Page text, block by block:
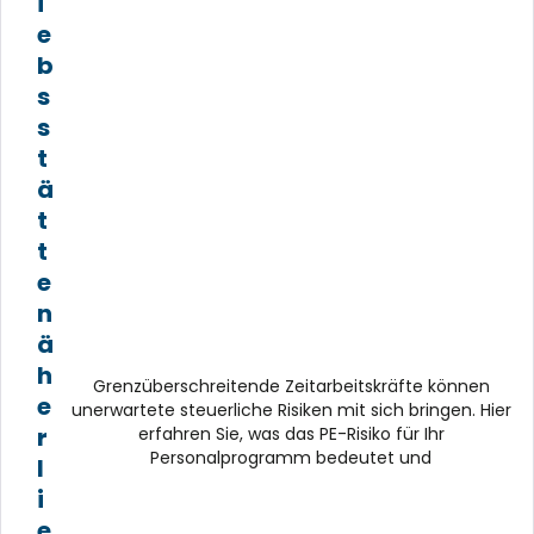
e
b
s
s
t
ä
t
t
e
n
ä
h
e
r
l
i
Grenzüberschreitende Zeitarbeitskräfte können
unerwartete steuerliche Risiken mit sich bringen. Hier
erfahren Sie, was das PE-Risiko für Ihr
Personalprogramm bedeutet und